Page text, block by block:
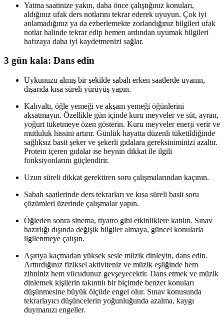
Yatma saatinize yakın, daha önce çalıştığınız konuları,
aldığınız ufak ders notlarını tekrar ederek uyuyun. Çok iyi
anlamadığınız ya da ezberlemekte zorlandığınız bilgileri ufak
notlar halinde tekrar edip hemen ardından uyumak bilgileri
hafızaya daha iyi kaydetmenizi sağlar.
3 gün kala: Dans edin
Uykunuzu almış bir şekilde sabah erken saatlerde uyanın,
dışarıda kısa süreli yürüyüş yapın.
Kahvaltı, öğle yemeği ve akşam yemeği öğünlerini
aksatmayın. Özellikle gün içinde kuru meyveler ve süt, ayran,
yoğurt tüketmeye özen gösterin. Kuru meyveler enerji verir ve
mutluluk hissini artırır. Günlük hayatta düzenli tüketildiğinde
sağlıksız basit şeker ve şekerli gıdalara gereksiniminizi azaltır.
Protein içeren gıdalar ise beynin dikkat ile ilgili
fonksiyonlarını güçlendirir.
Uzun süreli dikkat gerektiren soru çalışmalarından kaçının.
Sabah saatlerinde ders tekrarları ve kısa süreli basit soru
çözümleri üzerinde çalışmalar yapın.
Öğleden sonra sinema, tiyatro gibi etkinliklere katılın. Sınav
hazırlığı dışında değişik bilgiler almaya, güncel konularla
ilgilenmeye çalışın.
Aşırıya kaçmadan yüksek sesle müzik dinleyin, dans edin.
Arttırdığınız fiziksel aktiviteniz ve müzik eşliğinde hem
zihniniz hem vücudunuz gevşeyecektir. Dans etmek ve müzik
dinlemek kişilerin takıntılı bir biçimde benzer konuları
düşünmesine büyük ölçüde engel olur. Sınav konusunda
tekrarlayıcı düşüncelerin yoğunluğunda azalma, kaygı
duymanızı engeller.